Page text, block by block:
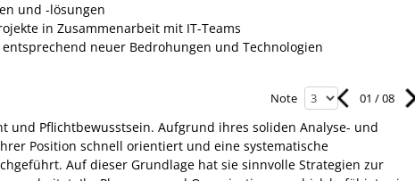
und -lösungen
in Zusammenarbeit mit IT-Teams
neuer Bedrohungen und Technologien
Note 01 /08
und Pflichtbewusstsein. Aufgrund ihres soliden Analyse- und
Position schnell orientiert und eine systematische
Auf dieser Grundlage hat sie sinnvolle Strategien zur